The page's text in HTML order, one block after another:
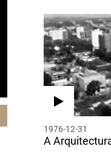
1976-12-31
A